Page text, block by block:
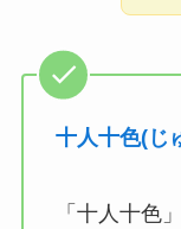
十人十色(じ
「十人十色